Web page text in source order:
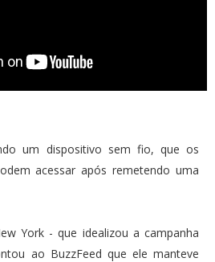
um dispositivo sem fio, que os
acessar após remetendo uma
York - que idealizou a campanha
ao BuzzFeed que ele manteve